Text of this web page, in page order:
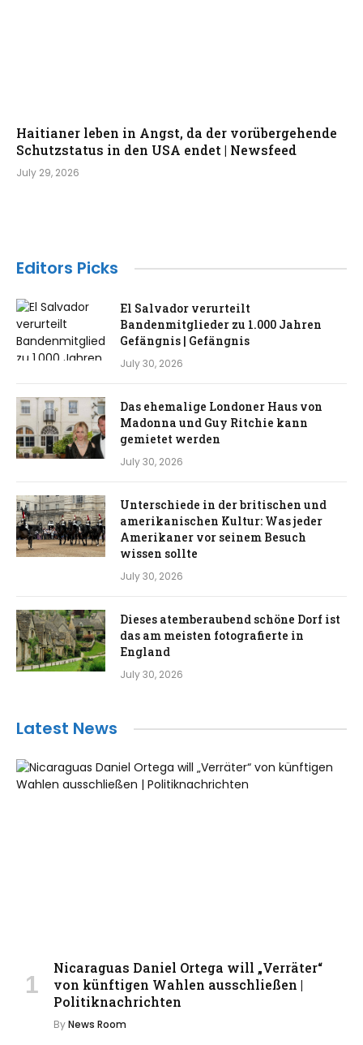
Haitianer leben in Angst, da der vorübergehende
Schutzstatus in den USA endet | Newsfeed
July 29, 2026
Editors Picks
El Salvador verurteilt
Bandenmitglieder zu 1.000 Jahren
Gefängnis | Gefängnis
July 30, 2026
Das ehemalige Londoner Haus von
Madonna und Guy Ritchie kann
gemietet werden
July 30, 2026
Unterschiede in der britischen und
amerikanischen Kultur: Was jeder
Amerikaner vor seinem Besuch
wissen sollte
July 30, 2026
Dieses atemberaubend schöne Dorf ist
das am meisten fotografierte in
England
July 30, 2026
Latest News
Nicaraguas Daniel Ortega will „Verräter“
von künftigen Wahlen ausschließen |
Politiknachrichten
ByNews Room